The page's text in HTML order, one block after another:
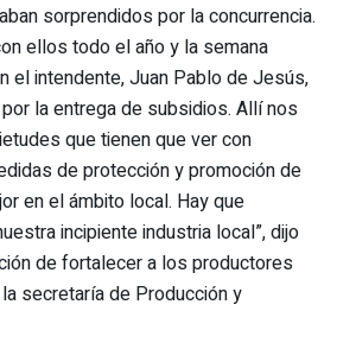
sorprendidos por la concurrencia.
ellos todo el año y la semana
el intendente, Juan Pablo de Jesús,
la entrega de subsidios. Allí nos
que tienen que ver con
de protección y promoción de
en el ámbito local. Hay que
incipiente industria local”, dijo
de fortalecer a los productores
secretaría de Producción y